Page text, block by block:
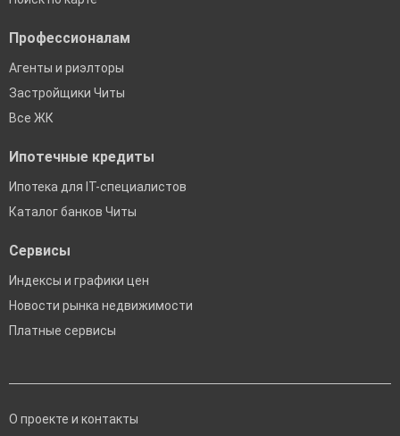
Профессионалам
Агенты и риэлторы
Застройщики Читы
Все ЖК
Ипотечные кредиты
Ипотека для IT-специалистов
Каталог банков Читы
Сервисы
Индексы и графики цен
Новости рынка недвижимости
Платные сервисы
О проекте и контакты